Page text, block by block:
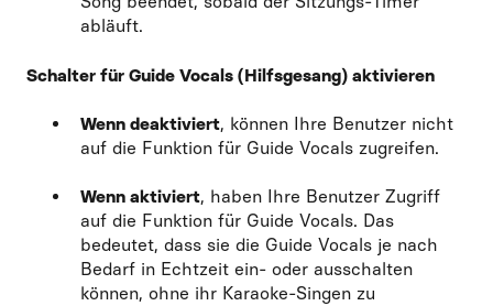
abläuft.
Schalter für Guide Vocals (Hilfsgesang) aktivieren
Wenn deaktiviert, können Ihre Benutzer nicht
auf die Funktion für Guide Vocals zugreifen.
Wenn aktiviert, haben Ihre Benutzer Zugriff
auf die Funktion für Guide Vocals. Das
bedeutet, dass sie die Guide Vocals je nach
Bedarf in Echtzeit ein- oder ausschalten
können, ohne ihr Karaoke-Singen zu